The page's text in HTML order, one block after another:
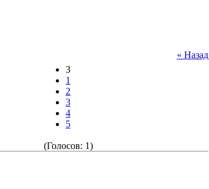
3
1
2
3
4
5
(Голосов: 1)
« Назад